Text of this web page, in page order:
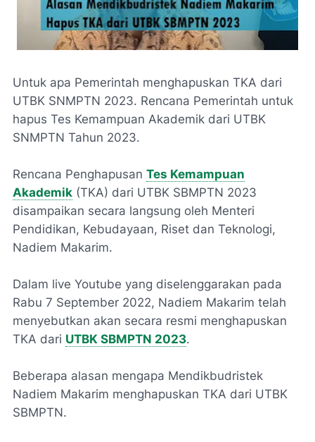
Untuk apa Pemerintah menghapuskan TKA dari
UTBK SNMPTN 2023. Rencana Pemerintah untuk
hapus Tes Kemampuan Akademik dari UTBK
SNMPTN Tahun 2023.
Rencana Penghapusan Tes Kemampuan
Akademik (TKA) dari UTBK SBMPTN 2023
disampaikan secara langsung oleh Menteri
Pendidikan, Kebudayaan, Riset dan Teknologi,
Nadiem Makarim.
Dalam live Youtube yang diselenggarakan pada
Rabu 7 September 2022, Nadiem Makarim telah
menyebutkan akan secara resmi menghapuskan
TKA dari UTBK SBMPTN 2023.
Beberapa alasan mengapa Mendikbudristek
Nadiem Makarim menghapuskan TKA dari UTBK
SBMPTN.